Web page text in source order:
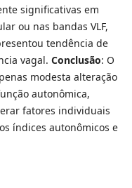
significativas em
ou nas bandas VLF,
tendência de
vagal. Conclusão: O
modesta alteração
autonômica,
fatores individuais
índices autonômicos e